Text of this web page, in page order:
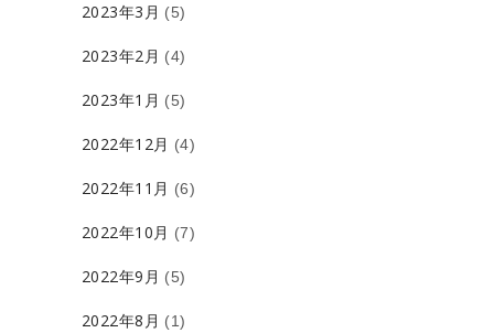
2023年3月 (5)
2023年2月 (4)
2023年1月 (5)
2022年12月 (4)
2022年11月 (6)
2022年10月 (7)
2022年9月 (5)
2022年8月 (1)